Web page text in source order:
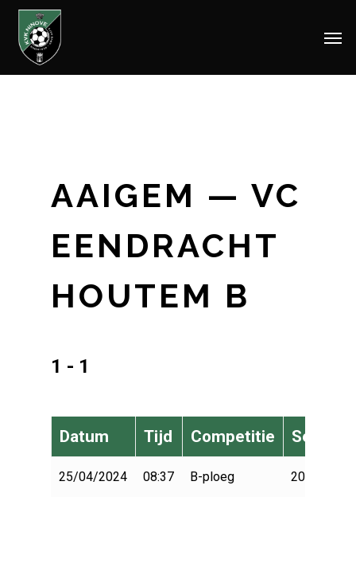
Skip
AAIGEM — VC
EENDRACHT
HOUTEM B
1 - 1
Datum Tijd Competitie Seizoen
25/04/2024 08:37 B-ploeg 2023-2024